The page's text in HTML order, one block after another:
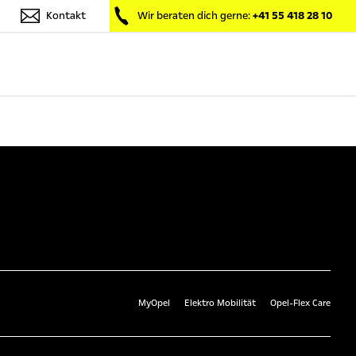
Kontakt Wir beraten dich gerne:+41 55 418 28 10
MyOpel Elektro Mobilität Opel-Flex Care